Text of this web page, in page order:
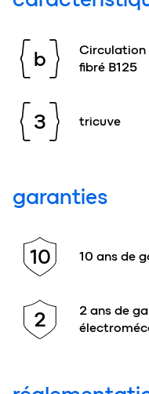
b
Circulation
fibré B125
3 tricuve
garanties
10 10 ans de
2
2 ans de